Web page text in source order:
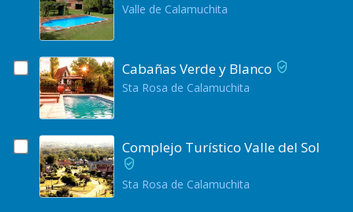
Valle de Calamuchita
Cabañas Verde y Blanco
Sta Rosa de Calamuchita
Complejo Turístico Valle del Sol
Sta Rosa de Calamuchita